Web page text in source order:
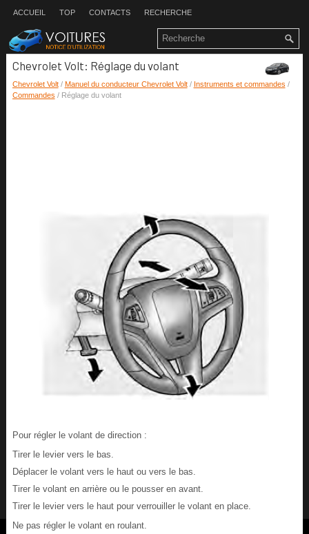
ACCUEIL TOP CONTACTS RECHERCHE
Chevrolet Volt: Réglage du volant
Chevrolet Volt/ Manuel du conducteur Chevrolet Volt/ Instruments et commandes /
Commandes / Réglage du volant
Pour régler le volant de direction :
Tirer le levier vers le bas.
Déplacer le volant vers le haut ou vers le bas.
Tirer le volant en arrière ou le pousser en avant.
Tirer le levier vers le haut pour verrouiller le volant en place.
Ne pas régler le volant en roulant.